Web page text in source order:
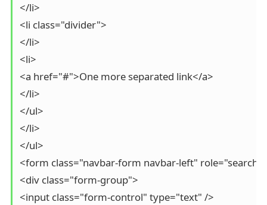
</li>
<li class="divider">
</li>
<li>
<a href="#">One more separated link</a>
</li>
</ul>
</li>
</ul>
<form class="navbar-form navbar-left"
<div class="form-group">
<input class="form-control" type="text" />